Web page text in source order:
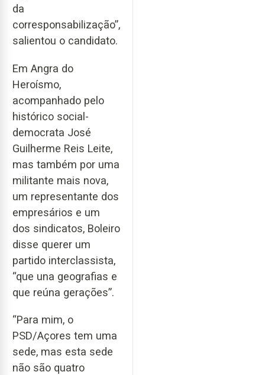
da
corresponsabilização”,
salientou o candidato.
Em Angra do
Heroísmo,
acompanhado pelo
histórico social-
democrata José
Guilherme Reis Leite,
mas também por uma
militante mais nova,
um representante dos
empresários e um
dos sindicatos, Boleiro
disse querer um
partido interclassista,
“que una geografias e
que reúna gerações”.
“Para mim, o
PSD/Açores tem uma
sede, mas esta sede
não são quatro